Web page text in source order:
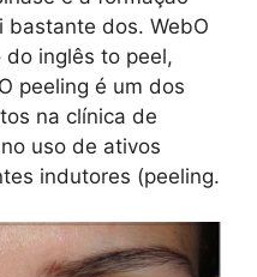
bastante dos. WebO
inglês to peel,
peeling é um dos
na clínica de
uso de ativos
indutores (peeling.